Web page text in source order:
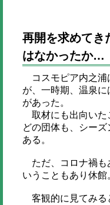
再開を求めてき
はなかったか…
コスモピア内之浦
が、一時期、温泉
があった。
取材にも出向いた
どの団体も、シー
ある。
ただ、コロナ禍も
いうこともあり休館
客観的に見てみる